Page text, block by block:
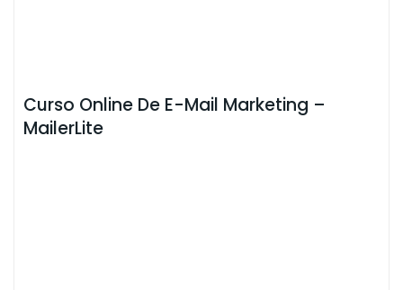
Curso Online De E-Mail Marketing –
MailerLite